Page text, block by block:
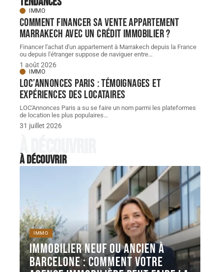
IMMO
Comment financer sa vente appartement
Marrakech avec un crédit immobilier ?
Financer l'achat d'un appartement à Marrakech depuis la France
ou depuis l'étranger suppose de naviguer entre…
1 août 2026
IMMO
LOC’Annonces Paris : témoignages et
expériences des locataires
LOC'Annonces Paris a su se faire un nom parmi les plateformes
de location les plus populaires…
31 juillet 2026
À découvrir
À découvrir
IMMO
Immobilier neuf ou ancien à
Barcelone : comment votre